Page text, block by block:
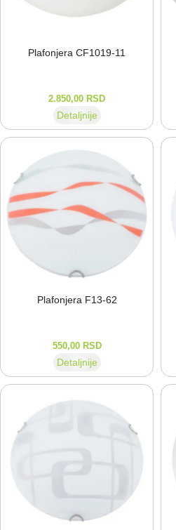
Plafonjera CF1019-⁠11
2.850,00 RSD
Detaljnije
Plafonjera F13-⁠62
550,00 RSD
Detaljnije